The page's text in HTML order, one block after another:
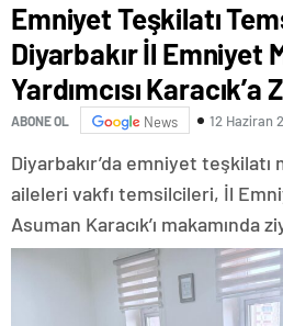
Emniyet Teşkilatı
Diyarbakır İl Emniyet
Yardımcısı Karacık’a
ABONE OL News 12 Haziran
Diyarbakır’da emniyet teşkilatı
aileleri vakfı temsilcileri, İl
Asuman Karacık’ı makamında